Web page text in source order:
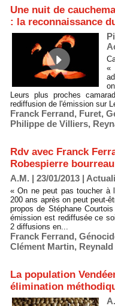
Une nuit de
: la reconnaissance
«
Leurs plus proches
rediffusion de l'émission sur
Franck Ferrand, Furet,
Philippe de Villiers,
Rdv avec Franck
Robespierre
A.M. | 23/01/2013 |
« On ne peut pas toucher à
200 ans après on peut peut-
propos de Stéphane
émission est rediffusée ce
2 diffusions en...
Franck Ferrand,
Clément Martin,
La population
élimination